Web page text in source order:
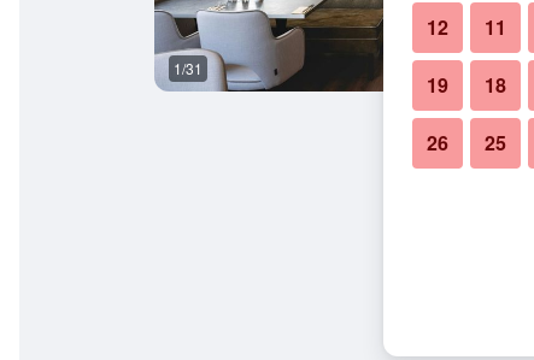
1/31
11
12
18
19
25
26